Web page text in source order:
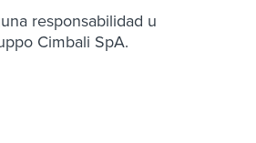
responsabilidad u
Cimbali SpA.